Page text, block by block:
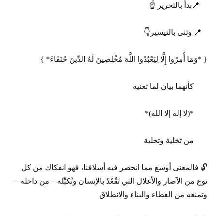
📍بدأ بالتحرير ☝️
📍 وثنى بالتيسير👇
{ *وَمَا أُمِرُوا إِلَّا لِيَعْبُدُوا اللَّهَ مُخْلِصِينَ لَهُ الدِّينَ حُنَفَاءَ* }
كأنهما بيان لما تعنيه
*(لا إله إلا الله)*
من تخلية وتحلية
🔓 فالمعنى أوسع مما انحصر فيه أسلافنا، فهو انفكاك من كل
نوع من الآصار والأغلال التي تَقْعُدُ بالإنسان وتُكبِّله – من داخله –
وتمنعه من العطاء والبناء والانطلاق